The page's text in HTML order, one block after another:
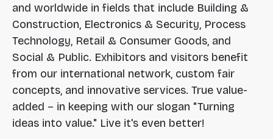
and worldwide in fields that include Building &
Construction, Electronics & Security, Process
Technology, Retail & Consumer Goods, and
Social & Public. Exhibitors and visitors benefit
from our international network, custom fair
concepts, and innovative services. True value-
added – in keeping with our slogan "Turning
ideas into value." Live it's even better!